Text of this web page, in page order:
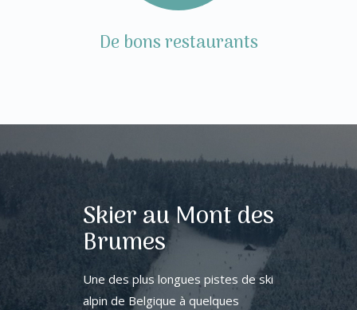
De bons restaurants
Skier au Mont des
Brumes
Une des plus longues pistes de ski
alpin de Belgique à quelques